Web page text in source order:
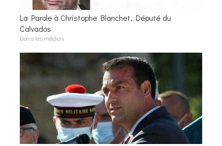
La Parole à Christophe Blanchet, Député du
Calvados
Dans les médias